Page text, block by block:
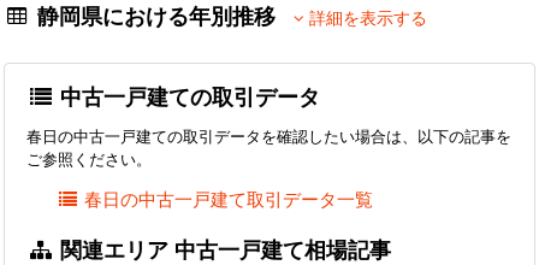
静岡県における年別推移 詳細を表示する
中古一戸建ての取引データ
春日の中古一戸建ての取引データを確認したい場合は、以下の記事を
ご参照ください。
春日の中古一戸建て取引データ一覧
関連エリア 中古一戸建て相場記事